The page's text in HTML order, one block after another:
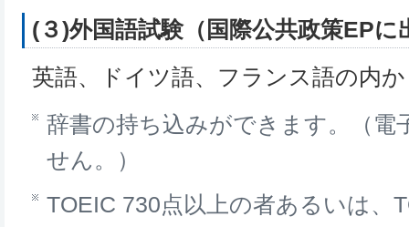
(３)外国語試験（国際公共政策EP
英語、ドイツ語、フランス語の内
辞書の持ち込みができます。（電
せん。）
TOEIC 730点以上の者あるいは、